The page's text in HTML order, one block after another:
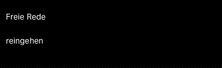
Freie Rede
reingehen